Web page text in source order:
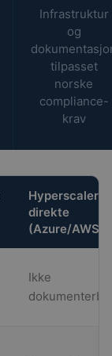
Infrastruktur
og
tilpasset
norske
compliance-
krav
Hyperscaler
direkte
(Azure/AWS)
Ikke